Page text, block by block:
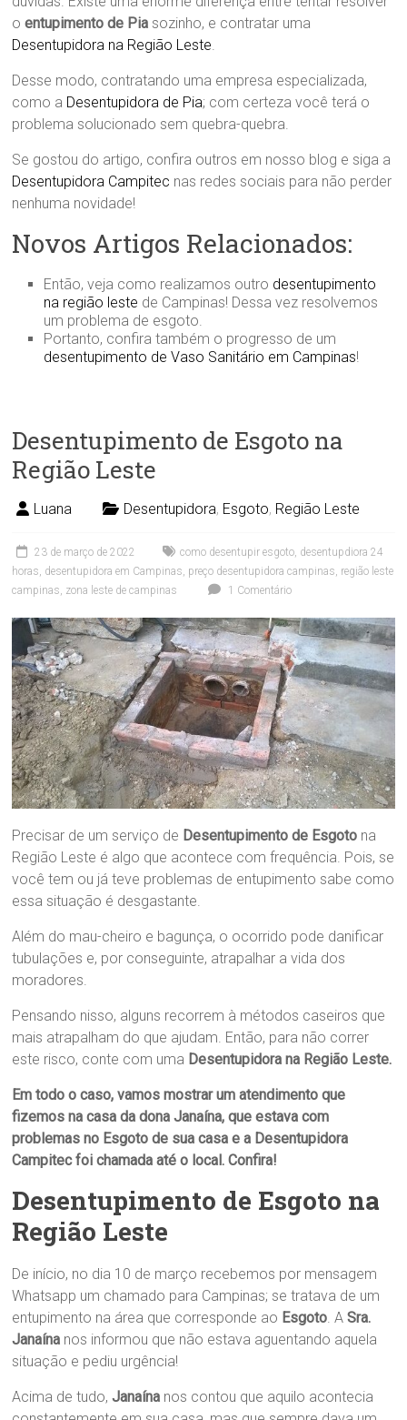
oentupimento de Pia sozinho, e contratar uma
Desentupidora na Região Leste
Desse modo, contratando uma empresa especializada,
como a Desentupidora de Pia; com certeza você terá o
problema solucionado sem quebra-quebra.
Se gostou do artigo, confira outros em nosso blog e siga a
Desentupidora Campitec nas redes sociais para não perder
nenhuma novidade!
Novos Artigos Relacionados:
Então, veja como realizamos outro desentupimento
na região leste de Campinas! Dessa vez resolvemos
um problema de esgoto.
Portanto, confira também o progresso de um
desentupimento de Vaso Sanitário em Campinas!
Desentupimento de Esgoto na
Região Leste
Luana Desentupidora, Esgoto, Região Leste
23 de março de 2022 como desentupir esgoto desentupdiora 24
horas desentupidora em Campinas preço desentupidora campinas região leste
campinas zona leste de campinas 1 Comentário
Precisar de um serviço de Desentupimento de Esgoto na
Região Leste é algo que acontece com frequência. Pois, se
você tem ou já teve problemas de entupimento sabe como
essa situação é desgastante.
Além do mau-cheiro e bagunça, o ocorrido pode danificar
tubulações e, por conseguinte, atrapalhar a vida dos
moradores.
Pensando nisso, alguns recorrem à métodos caseiros que
mais atrapalham do que ajudam. Então, para não correr
este risco, conte com uma Desentupidora na Região Leste.
Em todo o caso, vamos mostrar um atendimento que
fizemos na casa da donaJanaína, que estava com
problemas no Esgoto de sua casa e a Desentupidora
Campitec foi chamada até o local. Confira!
Desentupimento de Esgoto na
Região Leste
De início, no dia 10 de março recebemos por mensagem
Whatsapp um chamado para Campinas; se tratava de um
entupimento na área que corresponde ao Esgoto. ASra.
Janaína nos informou que não estava aguentando aquela
situação e pediu urgência!
Acima de tudo,Janaína nos contou que aquilo acontecia